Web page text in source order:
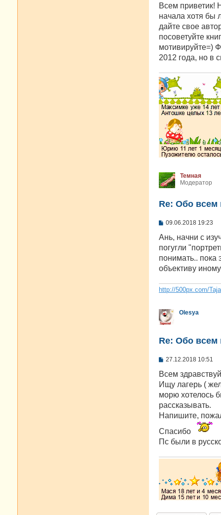
о
щ
е
и
е
Всем приветик!
начала хотя бы
дайте свое
посоветуйте
мотивируйте=)
2012 года, но в
Темная
Модератор
Re: Oбо всем
С
о
щ
е
н
и
09.06.2018 19:23
Ань, начни с
погугли
понимать.. пока
объективу
http://500px.com/
Olesya
Re: Oбо всем
С
о
б
щ
е
и
е
27.12.2018 10:51
Всем
Ищу лагерь (
морю хотелось
рассказывать.
Напишите,
Спасибо
Пс были в